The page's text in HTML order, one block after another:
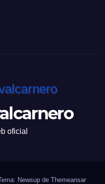
oficial
Newsup de Themeansar